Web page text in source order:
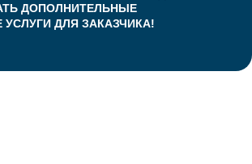
ДОПОЛНИТЕЛЬНЫЕ
ДЛЯ ЗАКАЗЧИКА!